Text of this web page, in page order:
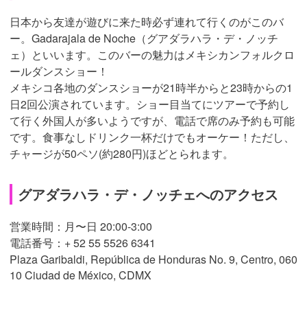
日本から友達が遊びに来た時必ず連れて行くのがこのバ
ー。Gadarajala de Noche（グアダラハラ・デ・ノッチ
ェ）といいます。このバーの魅力はメキシカンフォルクロ
ールダンスショー！
メキシコ各地のダンスショーが21時半からと23時からの1
日2回公演されています。ショー目当てにツアーで予約し
て行く外国人が多いようですが、電話で席のみ予約も可能
です。食事なしドリンク一杯だけでもオーケー！ただし、
チャージが50ペソ(約280円)ほどとられます。
グアダラハラ・デ・ノッチェへのアクセス
営業時間：月〜日 20:00-3:00
電話番号：+ 52 55 5526 6341
Plaza Garibaldi, República de Honduras No. 9, Centro, 060
10 Ciudad de México, CDMX